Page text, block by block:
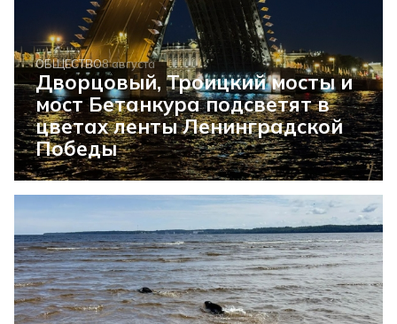
ОБЩЕСТВО8 августа
Дворцовый, Троицкий мосты и
мост Бетанкура подсветят в
цветах ленты Ленинградской
Победы